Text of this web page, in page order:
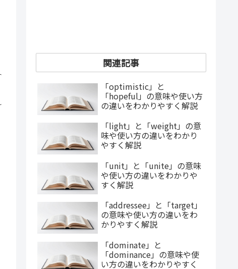
関連記事
「optimistic」と
「hopeful」の意味や使い方
の違いをわかりやすく解説
「light」と「weight」の意
味や使い方の違いをわかり
やすく解説
「unit」と「unite」の意味
や使い方の違いをわかりや
すく解説
「addressee」と「target」
の意味や使い方の違いをわ
かりやすく解説
「dominate」と
「dominance」の意味や使
い方の違いをわかりやすく